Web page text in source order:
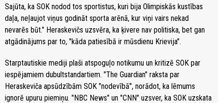
Sajūta, ka SOK nodod tos sportistus, kuri bija Olimpiskās kustības
daļa, neļaujot viņus godināt sporta arēnā, kur viņi vairs nekad
nevarēs būt." Heraskevičs uzsvēra, ka ķivere nav politiska, bet gan
atgādinājums par to, "kāda patiesībā ir mūsdienu Krievija".
Starptautiskie mediji plaši atspoguļo notikumu un kritizē SOK par
iespējamiem dubultstandartiem. "The Guardian" raksta par
Heraskeviča apsūdzībām SOK "nodevībā", norādot, ka lēmums
ignorē upuru piemiņu. "NBC News" un "CNN" uzsver, ka SOK uzskata